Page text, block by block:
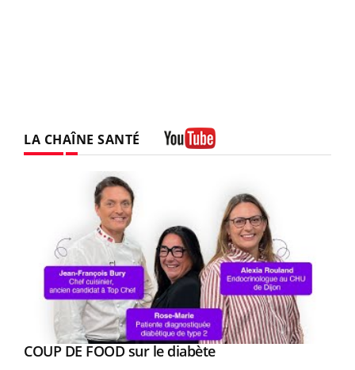
LA CHAÎNE SANTÉ
Youtube
COUP DE FOOD sur le diabèteYoutube